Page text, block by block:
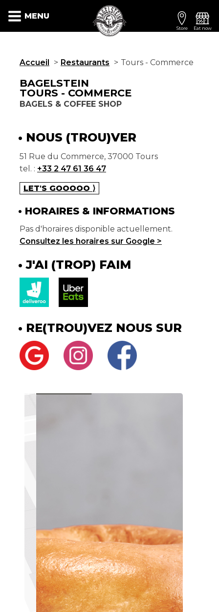
MENU
Store Eat now
Accueil Restaurants Tours - Commerce
BAGELSTEIN
TOURS - COMMERCE
BAGELS & COFFEE SHOP
NOUS (TROU)VER
51 Rue du Commerce, 37000 Tours
tel. : +33 2 47 61 36 47
LET'S GOOOOO ⟩
HORAIRES & INFORMATIONS
Pas d'horaires disponible actuellement.
Consultez les horaires sur Google >
J'AI (TROP) FAIM
RE(TROU)VEZ NOUS SUR